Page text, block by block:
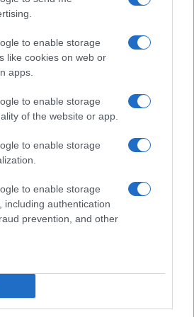
to enable storage
like cookies on web or
apps.
to enable storage
of the website or app.
to enable storage
to enable storage
including authentication
prevention, and other
juniores: i gironi del calcio femminile